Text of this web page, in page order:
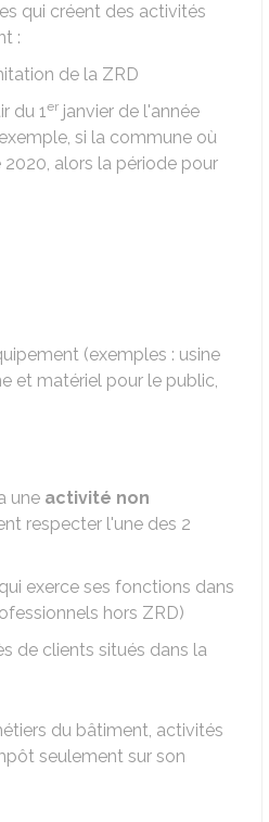
qui créent des activités
:
de la ZRD
du 1er janvier de l'année
si la commune où
alors la période pour
(exemples : usine
et matériel pour le public,
une activité non
respecter l'une des 2
exerce ses fonctions dans
hors ZRD)
de clients situés dans la
du bâtiment, activités
seulement sur son